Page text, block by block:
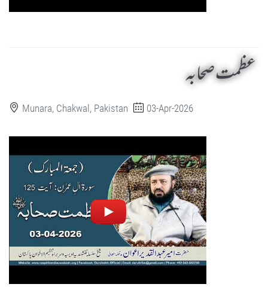
عظمت صحابہ
Munara, Chakwal, Pakistan 03-Apr-2026